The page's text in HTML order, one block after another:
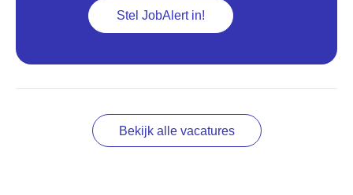
Stel JobAlert in!
Bekijk alle vacatures